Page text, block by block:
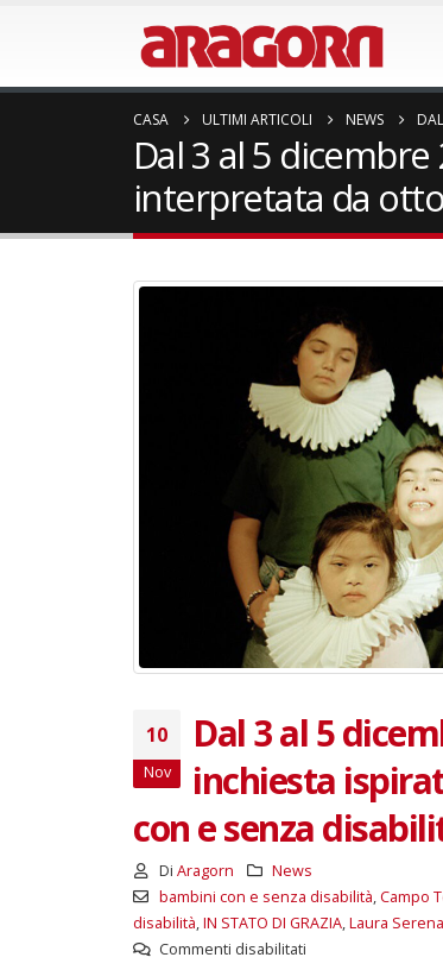
CASA ULTIMI ARTICOLI NEWS
Dal 3 al 5 dicembre
interpretata da
10
Nov
Dal 3 al 5
inchiesta
con e senza
Di Aragorn
News
bambini con e senza disabilità,Campo
disabilità,IN STATO DI GRAZIA,Laura Serena
Commenti disabilitatisu